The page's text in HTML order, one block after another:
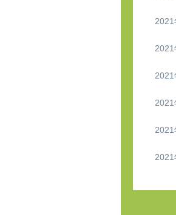
2021
2021
2021
2021
2021
2021